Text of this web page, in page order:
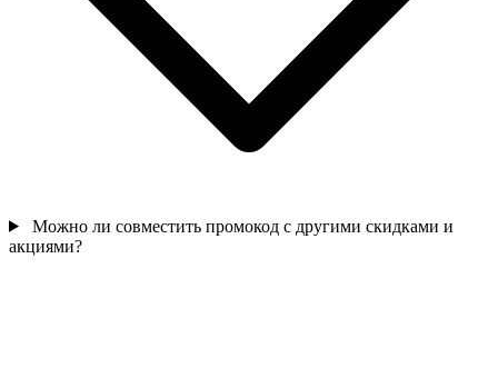
Можно ли совместить промокод с другими скидками и
акциями?